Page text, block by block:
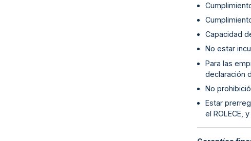
Capacidad
No estar
Para las
declaración
No
Estar
el ROLECE,